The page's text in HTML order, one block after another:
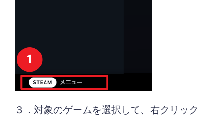
３．対象のゲームを選択して、右クリック